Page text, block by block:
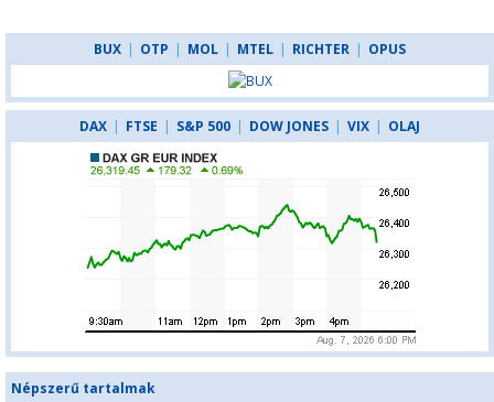
BUX | OTP | MOL | MTEL | RICHTER | OPUS
DAX | FTSE | S&P 500 | DOW JONES | VIX | OLAJ
Népszerű tartalmak